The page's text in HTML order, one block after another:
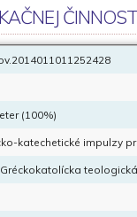
(100%)
katechetické impulzy
Gréckokatolícka